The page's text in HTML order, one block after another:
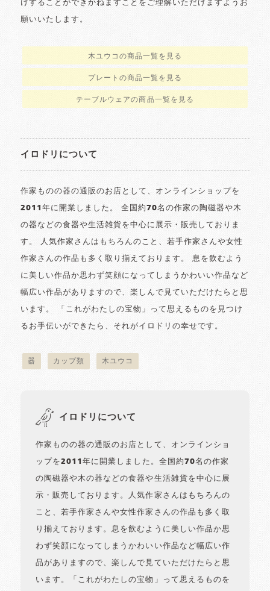
けすることができかねますことをご理解いただけますようお
願いいたします。
木ユウコの商品一覧を見る
プレートの商品一覧を見る
テーブルウェアの商品一覧を見る
イロドリについて
作家ものの器の通販のお店として、オンラインショップを
2011年に開業しました。 全国約70名の作家の陶磁器や木
の器などの食器や生活雑貨を中心に展示・販売しておりま
す。 人気作家さんはもちろんのこと、若手作家さんや女性
作家さんの作品も多く取り揃えております。 息を飲むよう
に美しい作品か思わず笑顔になってしまうかわいい作品など
幅広い作品がありますので、楽しんで見ていただけたらと思
います。 「これがわたしの宝物」って思えるものを見つけ
るお手伝いができたら、それがイロドリの幸せです。
器 カップ類 木ユウコ
イロドリについて
作家ものの器の通販のお店として、オンラインショ
ップを2011年に開業しました。全国約70名の作家
の陶磁器や木の器などの食器や生活雑貨を中心に展
示・販売しております。人気作家さんはもちろんの
こと、若手作家さんや女性作家さんの作品も多く取
り揃えております。息を飲むように美しい作品か思
わず笑顔になってしまうかわいい作品など幅広い作
品がありますので、楽しんで見ていただけたらと思
います。「これがわたしの宝物」って思えるものを